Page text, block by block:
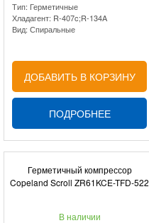
Тип: Герметичные
Хладагент: R-407c;R-134A
Вид: Спиральные
ДОБАВИТЬ В КОРЗИНУ
ПОДРОБНЕЕ
Герметичный компрессор
Copeland Scroll ZR61KCE-TFD-522
В наличии